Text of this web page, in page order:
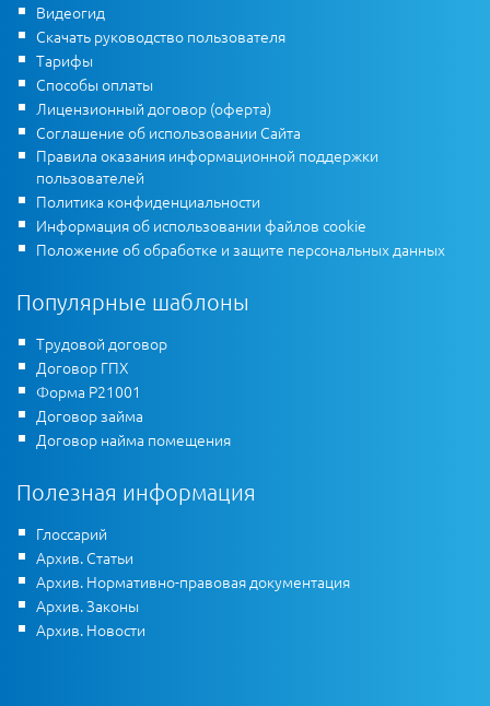
Видеогид
Скачать руководство пользователя
Тарифы
Способы оплаты
Лицензионный договор (оферта)
Соглашение об использовании Сайта
Правила оказания информационной поддержки
пользователей
Политика конфиденциальности
Информация об использовании файлов cookie
Положение об обработке и защите персональных данных
Популярные шаблоны
Трудовой договор
Договор ГПХ
Форма Р21001
Договор займа
Договор найма помещения
Полезная информация
Глоссарий
Архив. Статьи
Архив. Нормативно-правовая документация
Архив. Законы
Архив. Новости